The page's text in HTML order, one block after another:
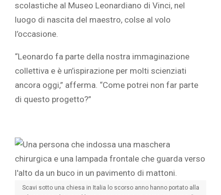
scolastiche al Museo Leonardiano di Vinci, nel
luogo di nascita del maestro, colse al volo
l’occasione.
“Leonardo fa parte della nostra immaginazione
collettiva e è un’ispirazione per molti scienziati
ancora oggi,” afferma. “Come potrei non far parte
di questo progetto?”
Scavi sotto una chiesa in Italia lo scorso anno hanno portato alla